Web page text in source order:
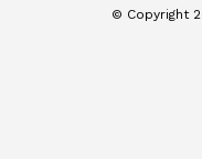
© Copyright